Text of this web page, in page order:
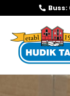
Buss: